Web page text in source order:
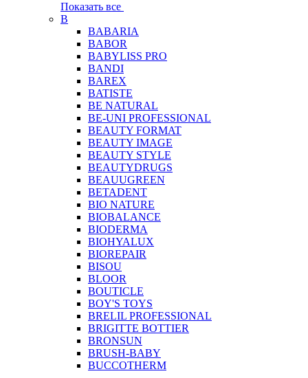
Показать все
B
BABARIA
BABOR
BABYLISS PRO
BANDI
BAREX
BATISTE
BE NATURAL
BE-UNI PROFESSIONAL
BEAUTY FORMAT
BEAUTY IMAGE
BEAUTY STYLE
BEAUTYDRUGS
BEAUUGREEN
BETADENT
BIO NATURE
BIOBALANCE
BIODERMA
BIOHYALUX
BIOREPAIR
BISOU
BLOOR
BOUTICLE
BOY'S TOYS
BRELIL PROFESSIONAL
BRIGITTE BOTTIER
BRONSUN
BRUSH-BABY
BUCCOTHERM